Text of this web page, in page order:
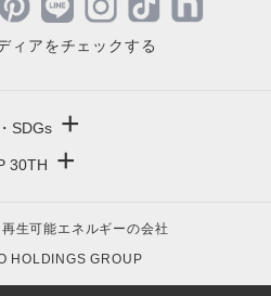
ィアをチェックする
SDGs +
30TH +
生可能エネルギーの会社
HOLDINGS GROUP